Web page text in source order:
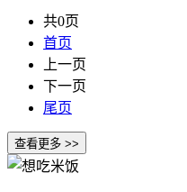
共0页
首页
上一页
下一页
尾页